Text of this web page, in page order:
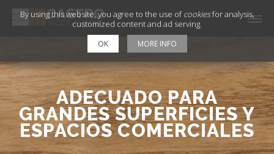
ADECUADO PARA
GRANDES SUPERFICIES Y
ESPACIOS COMERCIALES
By using this website, you agree to the use ofcookiesfor analysis,
customized content and ad serving.
OK MORE INFO